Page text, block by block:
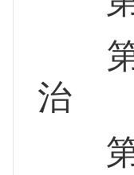
第
治
第